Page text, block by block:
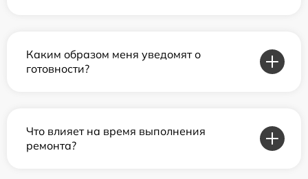
Каким образом меня уведомят о
готовности?
Что влияет на время выполнения
ремонта?